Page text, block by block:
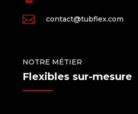
 contact@tubflex.com
NOTRE MÉTIER
Flexibles sur-mesure